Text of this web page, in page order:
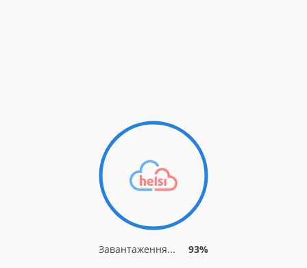
Завантаження... 93%